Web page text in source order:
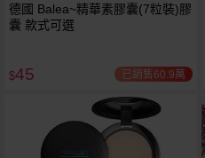
德國 Balea~精華素膠囊(7粒裝)膠
囊 款式可選
$45 已銷售60.9萬